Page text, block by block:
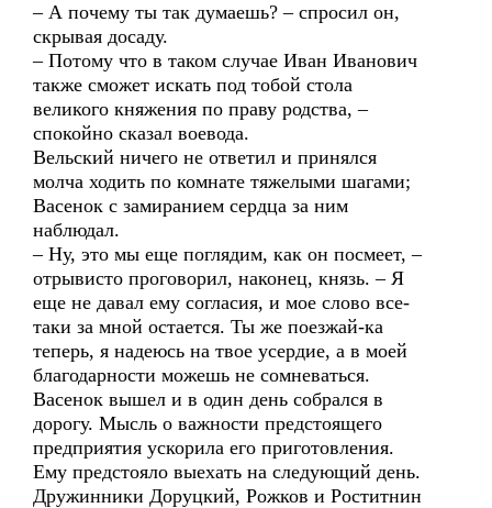
– А почему ты так думаешь? – спросил он,
скрывая досаду.
– Потому что в таком случае Иван Иванович
также сможет искать под тобой стола
великого княжения по праву родства, –
спокойно сказал воевода.
Вельский ничего не ответил и принялся
молча ходить по комнате тяжелыми шагами;
Васенок с замиранием сердца за ним
наблюдал.
– Ну, это мы еще поглядим, как он посмеет, –
отрывисто проговорил, наконец, князь. – Я
еще не давал ему согласия, и мое слово все-
таки за мной остается. Ты же поезжай-ка
теперь, я надеюсь на твое усердие, а в моей
благодарности можешь не сомневаться.
Васенок вышел и в один день собрался в
дорогу. Мысль о важности предстоящего
предприятия ускорила его приготовления.
Ему предстояло выехать на следующий день.
Дружинники Доруцкий, Рожков и Роститнин